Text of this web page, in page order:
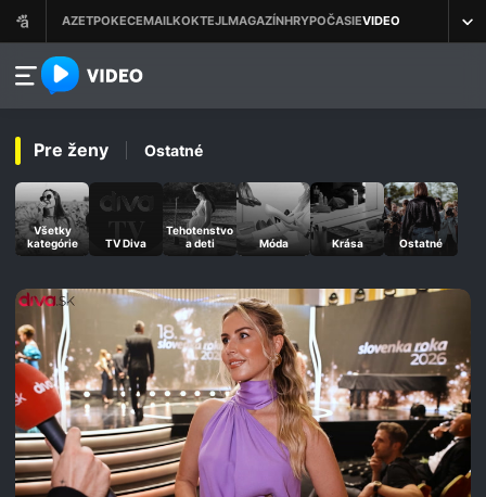
azet.video.sk
Pre ženy Ostatné
Všetky
kategórie
TV Diva
Tehotenstvo
a deti
Móda Krása Ostatné